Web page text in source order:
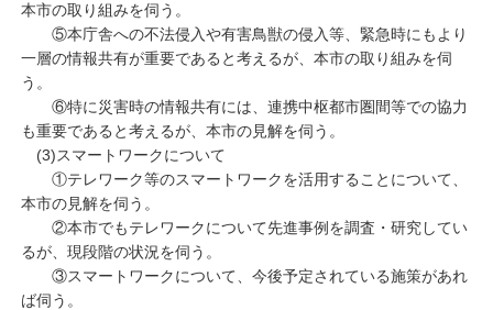
本市の取り組みを伺う。
⑤本庁舎への不法侵入や有害鳥獣の侵入等、緊急時にもより
一層の情報共有が重要であると考えるが、本市の取り組みを伺
う。
⑥特に災害時の情報共有には、連携中枢都市圏間等での協力
も重要であると考えるが、本市の見解を伺う。
(3)スマートワークについて
①テレワーク等のスマートワークを活用することについて、
本市の見解を伺う。
②本市でもテレワークについて先進事例を調査・研究してい
るが、現段階の状況を伺う。
③スマートワークについて、今後予定されている施策があれ
ば伺う。